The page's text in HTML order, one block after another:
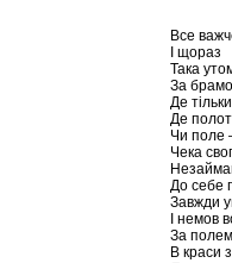
Все
І щораз
Така
За
Де
Де
Чи поле
Чека
До себе
Завжди
І немов
За
В краси